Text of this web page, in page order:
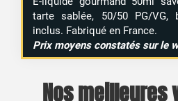
tarte sablée, 50/50 PG/VG,
inclus. Fabriqué en France.
Prix moyens constatés sur le
Nos meilleures